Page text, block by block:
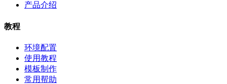
产品介绍
教程
环境配置
使用教程
模板制作
常用帮助